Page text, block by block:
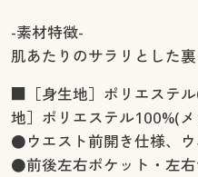
-素材特徴-
肌あたりのサラリとした
■［身生地］ポリエステ
地］ポリエステル100%(
●ウエスト前開き仕様、
●前後左右ポケット・左